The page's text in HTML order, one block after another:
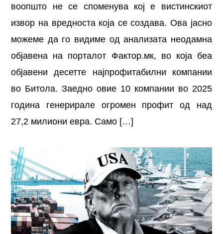
воопшто не се споменува кој е вистинскиот
извор на вредноста која се создава. Ова јасно
можеме да го видиме од анализата неодамна
објавена на порталот Фактор.мк, во која беа
објавени десетте најпрофитабилни компании
во Битола. Заедно овие 10 компании во 2025
година генерирале огромен профит од над
27,2 милиони евра. Само […]